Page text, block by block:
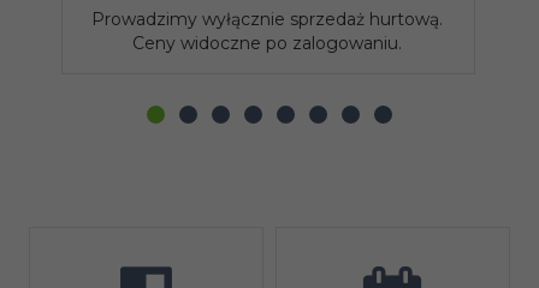
Prowadzimy wyłącznie sprzedaż hurtową.
Ceny widoczne po zalogowaniu.